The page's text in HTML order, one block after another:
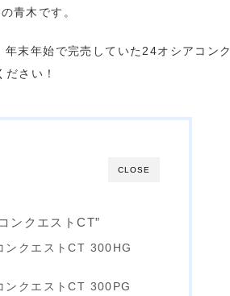
青木です。
末年始で完売していた24オシアコンク
さい！
CLOSE
ンクエストCT”
ンクエストCT 300HG
ンクエストCT 300PG